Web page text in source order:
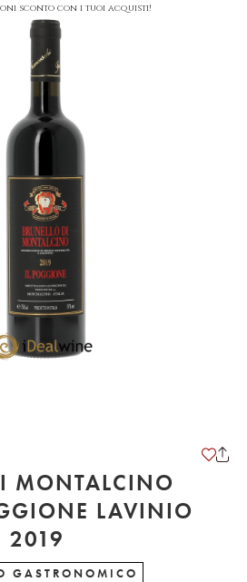
sconto con i tuoi acquisti!
MONTALCINO
LAVINIO
2019
GASTRONOMICO